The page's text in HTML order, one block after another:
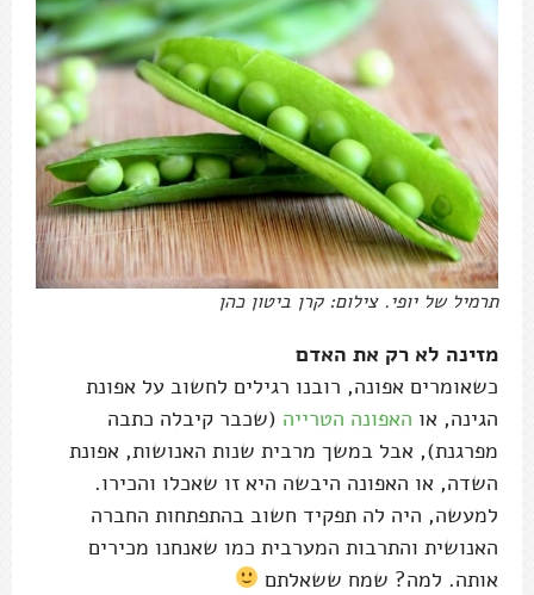
תרמיל של יופי. צילום: קרן ביטון כהן
מזינה לא רק את האדם
כשאומרים אפונה, רובנו רגילים לחשוב על אפונת
הגינה, או האפונה הטרייה (שכבר קיבלה כתבה
מפרגנת), אבל במשך מרבית שנות האנושות, אפונת
השדה, או האפונה היבשה היא זו שאכלו והכירו.
למעשה, היה לה תפקיד חשוב בהתפתחות החברה
האנושית והתרבות המערבית כמו שאנחנו מכירים
אותה. למה? שמח ששאלתם